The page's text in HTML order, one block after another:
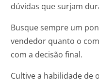
dúvidas que surjam
Busque sempre um
vendedor quanto o
com a decisão final.
Cultive a habilidade de